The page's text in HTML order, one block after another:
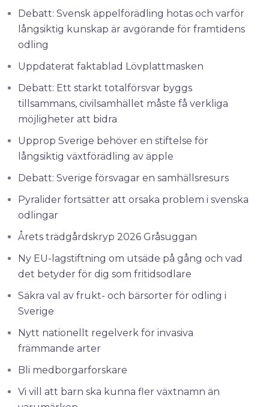
Debatt: Svensk äppelförädling hotas och varför
långsiktig kunskap är avgörande för framtidens
odling
Uppdaterat faktablad Lövplattmasken
Debatt: Ett starkt totalförsvar byggs
tillsammans, civilsamhället måste få verkliga
möjligheter att bidra
Upprop Sverige behöver en stiftelse för
långsiktig växtförädling av äpple
Debatt: Sverige försvagar en samhällsresurs
Pyralider fortsätter att orsaka problem i svenska
odlingar
Årets trädgårdskryp 2026 Gråsuggan
Ny EU-lagstiftning om utsäde på gång och vad
det betyder för dig som fritidsodlare
Säkra val av frukt- och bärsorter för odling i
Sverige
Nytt nationellt regelverk för invasiva
främmande arter
Bli medborgarforskare
Vi vill att barn ska kunna fler växtnamn än